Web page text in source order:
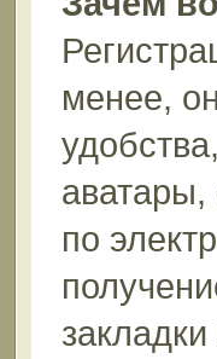
менее,
аватары,
по